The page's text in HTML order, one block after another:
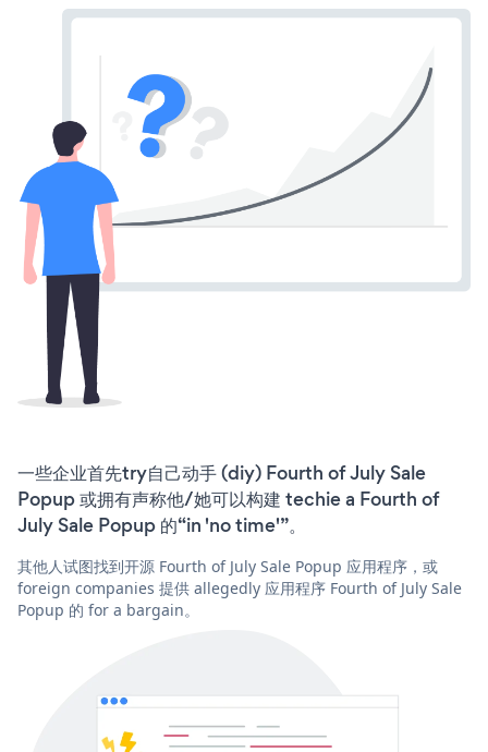
一些企业首先try自己动手 (diy) Fourth of July Sale
Popup 或拥有声称他/她可以构建 techie a Fourth of
July Sale Popup 的“in 'no time'”。
其他人试图找到开源 Fourth of July Sale Popup 应用程序，或
foreign companies 提供 allegedly 应用程序 Fourth of July Sale
Popup 的 for a bargain。